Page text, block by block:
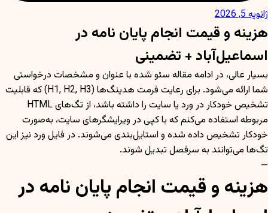
ژانویه 5, 2026
هزینه و قیمت انجام پایان نامه در
اسماعیل‌آباد + تضمینی
بسیار عالی، در ادامه مقاله سئو شده با عنوان و مشخصات درخواستی
شما ارائه می‌شود. برای رعایت فرمت هدینگ‌ها (H1, H2, H3) که قابلیت
تشخیص خودکار در ورد یا سایت را داشته باشد، از تگ‌های HTML
مربوطه استفاده می‌کنم که با کپی در ویرایشگرهای سایت، به‌صورت
خودکار تشخیص داده شده و استایل‌بندی می‌شوند. در فایل ورد نیز این
تگ‌ها می‌توانند به سرفصل تبدیل شوند.
—
هزینه و قیمت انجام پایان نامه در